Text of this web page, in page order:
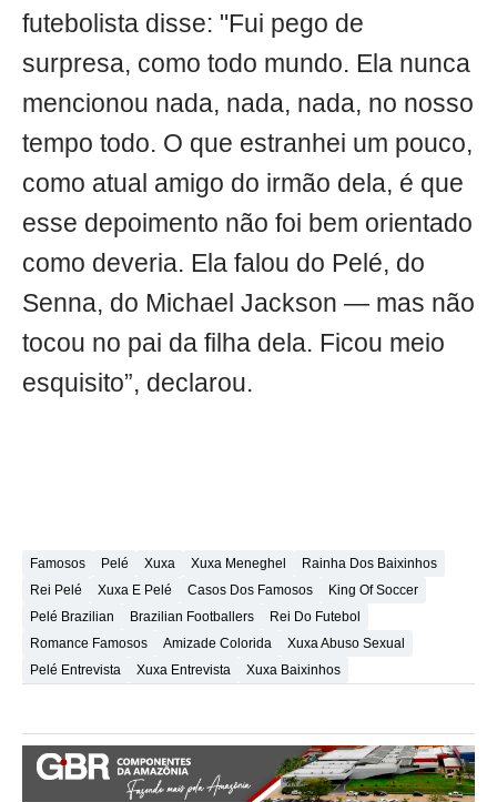
futebolista disse: "Fui pego de
surpresa, como todo mundo. Ela nunca
mencionou nada, nada, nada, no nosso
tempo todo. O que estranhei um pouco,
como atual amigo do irmão dela, é que
esse depoimento não foi bem orientado
como deveria. Ela falou do Pelé, do
Senna, do Michael Jackson — mas não
tocou no pai da filha dela. Ficou meio
esquisito”, declarou.
Famosos Pelé Xuxa Xuxa Meneghel
Rainha Dos Baixinhos
Rei Pelé
Xuxa E Pelé Casos Dos Famosos
King Of Soccer
Pelé Brazilian
Brazilian Footballers
Rei Do Futebol
Romance Famosos
Amizade Colorida
Xuxa Abuso Sexual
Pelé Entrevista
Xuxa Entrevista Xuxa Baixinhos